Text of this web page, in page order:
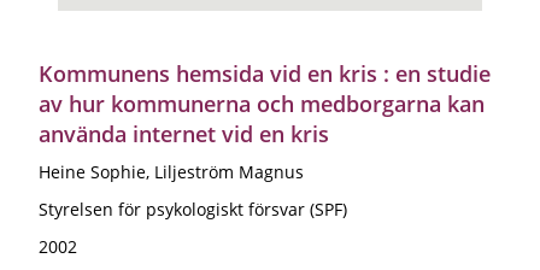
Kommunens hemsida vid en kris : en studie
av hur kommunerna och medborgarna kan
använda internet vid en kris
Heine Sophie, Liljeström Magnus
Styrelsen för psykologiskt försvar (SPF)
2002